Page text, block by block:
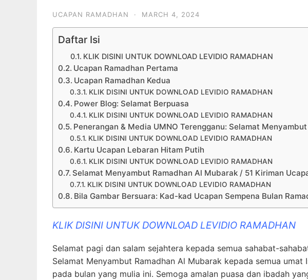
UCAPAN RAMADHAN · MARCH 4, 2024
Daftar Isi
KLIK DISINI UNTUK DOWNLOAD LEVIDIO RAMADHAN
Ucapan Ramadhan Pertama
Ucapan Ramadhan Kedua
KLIK DISINI UNTUK DOWNLOAD LEVIDIO RAMADHAN
Power Blog: Selamat Berpuasa
KLIK DISINI UNTUK DOWNLOAD LEVIDIO RAMADHAN
Penerangan & Media UMNO Terengganu: Selamat
KLIK DISINI UNTUK DOWNLOAD LEVIDIO RAMADHAN
Kartu Ucapan Lebaran Hitam Putih
KLIK DISINI UNTUK DOWNLOAD LEVIDIO RAMADHAN
Selamat Menyambut Ramadhan Al Mubarak / 51 Kiriman
KLIK DISINI UNTUK DOWNLOAD LEVIDIO RAMADHAN
Bila Gambar Bersuara: Kad-kad Ucapan Sempena Bulan
KLIK DISINI UNTUK DOWNLOAD LEVIDIO RAMADHAN
Selamat pagi dan salam sejahtera kepada semua sahabat-
Selamat Menyambut Ramadhan Al Mubarak kepada semua
pada bulan yang mulia ini. Semoga amalan puasa dan ibadah